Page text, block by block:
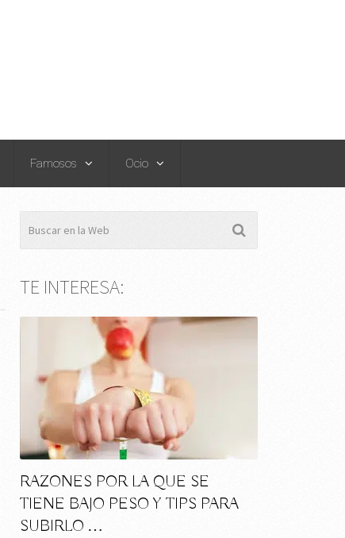
Famosos Ocio
TE INTERESA:
RAZONES POR LA QUE SE
TIENE BAJO PESO Y TIPS PARA
SUBIRLO …